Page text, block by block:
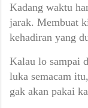
Kadang waktu
jarak. Membuat
kehadiran yang
Kalau lo sampai
luka semacam
gak akan pakai